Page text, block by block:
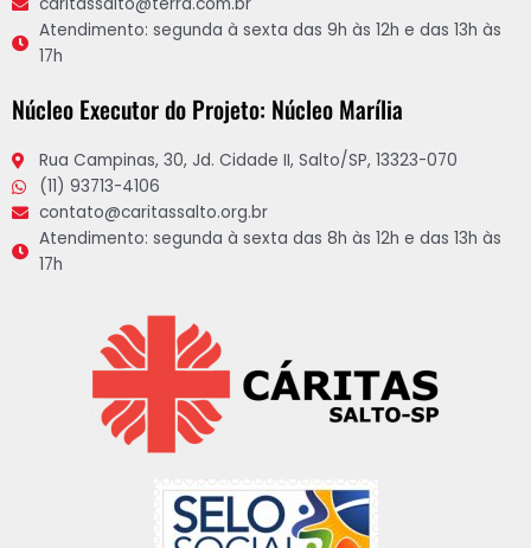
Atendimento: segunda à sexta das 9h às 12h e das 13h às
17h
Núcleo Executor do Projeto: Núcleo Marília
Rua Campinas, 30, Jd. Cidade II, Salto/SP, 13323-070
(11) 93713-4106
contato@caritassalto.org.br
Atendimento: segunda à sexta das 8h às 12h e das 13h às
17h